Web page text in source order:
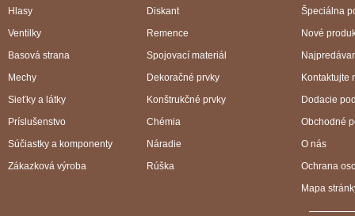
Hlasy
Ventilky
Diskant
Remence
Basová strana
Mechy
Spojovací materiál
Dekoračné prvky
Sieťky a látky
Príslušenstvo
Konštrukčné prvky
Chémia
Súčiastky a komponenty
Zákazková výroba
Náradie
Rúška
Špeciálna
Nové
Kontaktujte
Dodacie
Obchodné
O nás
Ochrana
Mapa